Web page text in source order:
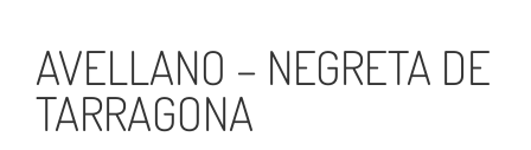
AVELLANO – NEGRETA DE
TARRAGONA